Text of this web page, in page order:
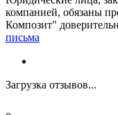
компанией, обязаны
Композит"
письма
Загрузка отзывов...